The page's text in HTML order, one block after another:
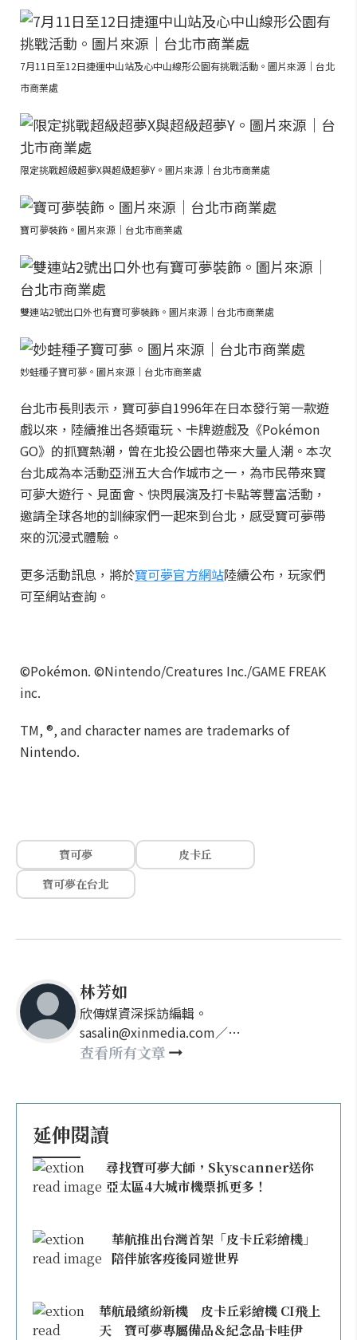
7月11日至12日捷運中山站及心中山線形公園有挑戰活動。圖片來源｜台北
市商業處
限定挑戰超級超夢X與超級超夢Y。圖片來源｜台北市商業處
寶可夢裝飾。圖片來源｜台北市商業處
雙連站2號出口外也有寶可夢裝飾。圖片來源｜台北市商業處
妙蛙種子寶可夢。圖片來源｜台北市商業處
台北市長則表示，寶可夢自1996年在日本發行第一款遊
戲以來，陸續推出各類電玩、卡牌遊戲及《Pokémon
GO》的抓寶熱潮，曾在北投公園也帶來大量人潮。本次
台北成為本活動亞洲五大合作城市之一，為市民帶來寶
可夢大遊行、見面會、快閃展演及打卡點等豐富活動，
邀請全球各地的訓練家們一起來到台北，感受寶可夢帶
來的沉浸式體驗。
更多活動訊息，將於寶可夢官方網站陸續公布，玩家們
可至網站查詢。
©Pokémon. ©Nintendo/Creatures Inc./GAME FREAK
inc.
TM, ®, and character names are trademarks of
Nintendo.
寶可夢
皮卡丘
寶可夢在台北
林芳如
欣傳媒資深採訪編輯。
sasalin@xinmedia.com／
happy21917@gmail.com
查看所有文章
延伸閱讀
尋找寶可夢大師，Skyscanner送你
亞太區4大城市機票抓更多！
華航推出台灣首架「皮卡丘彩繪機」
陪伴旅客疫後同遊世界
華航最繽紛新機 皮卡丘彩繪機 CI飛上
天 寶可夢專屬備品＆紀念品卡哇伊